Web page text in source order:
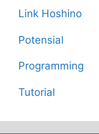
Link Hoshino
Potensial
Programming
Tutorial